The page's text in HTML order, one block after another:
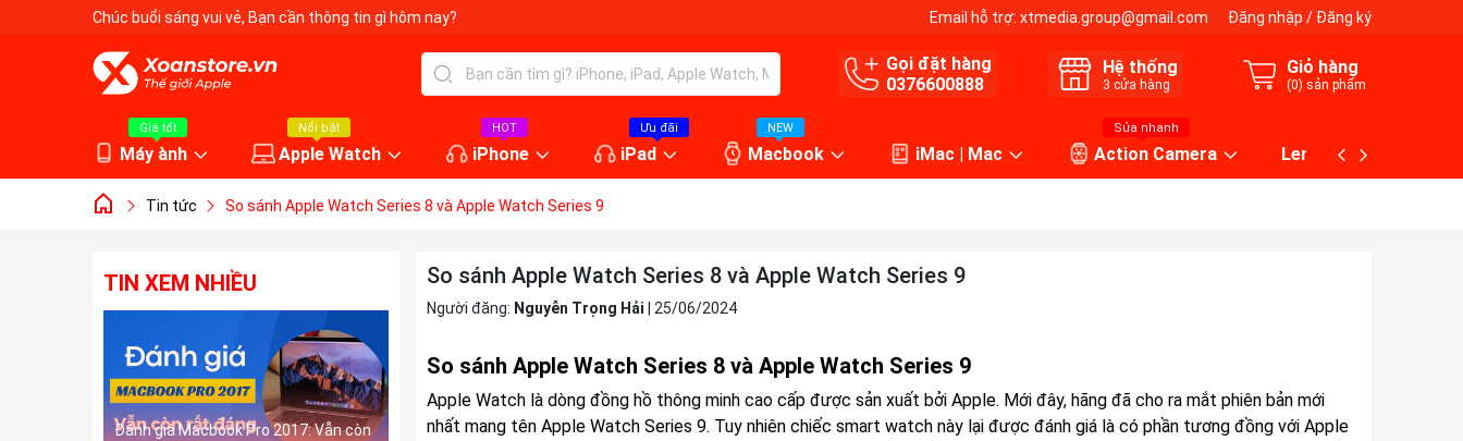
Chúc buổi sáng vui vẻ, Bạn cần thông tin gì hôm nay? Email hỗ trợ: xtmedia.group@gmail.com Đăng nhập / Đăng ký
Gọi đặt hàng
0376600888
Hệ thống
3 cửa hàng
Giỏ hàng
(0) sản phẩm
Giá tốt
Máy ành
Nổi bật
Apple Watch
HOT
iPhone
Ưu đãi
iPad
NEW
Macbook iMac | Mac
Sửa nhanh
Action Camera Lens máy ảnh
Tin tức So sánh Apple Watch Series 8 và Apple Watch Series 9
So sánh Apple Watch Series 8 và Apple Watch Series 9
Người đăng: Nguyễn Trọng Hải 25/06/2024
So sánh Apple Watch Series 8 và Apple Watch Series 9
Apple Watch là dòng đồng hồ thông minh cao cấp được sản xuất bởi Apple. Mới đây, hãng đã cho ra mắt phiên bản mới
nhất mang tên Apple Watch Series 9. Tuy nhiên chiếc smart watch này lại được đánh giá là có phần tương đồng với Apple
TIN XEM NHIỀU
Đánh giá Macbook Pro 2017: Vẫn còn